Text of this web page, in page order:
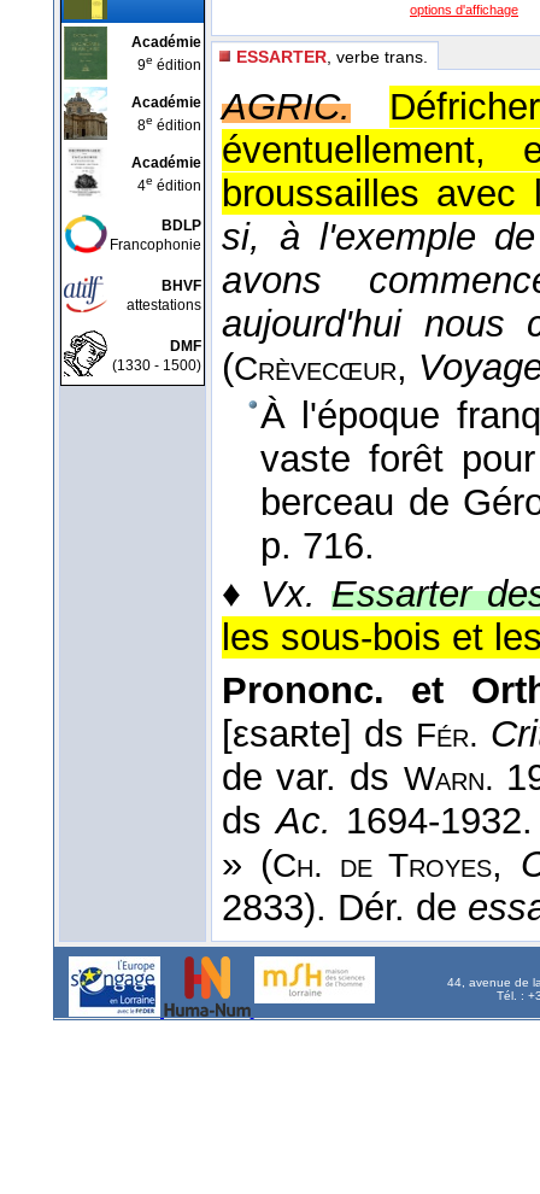
Académie
9e édition
Académie
8e édition
Académie
4e édition
BDLP
Francophonie
BHVF
attestations
DMF
(1330 - 1500)
options d'affichage
ESSARTER , verbe trans.
AGRIC.
broussailles
si, à l'exemple
avons
aujourd'hui nous
(Crèvecœur,
À l'époque
vaste forêt
berceau de
p. 716.
♦ Vx. Essarter
les sous-bois et
Prononc. et
[εsaʀte] ds Fér.
de var. ds Warn.
dsAc. 1694-
» (Ch. de Troyes,
2833). Dér. de
44, avenue de
Tél. :